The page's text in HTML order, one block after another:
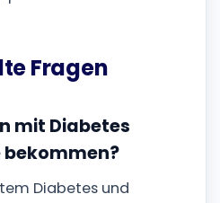
Fragen
mit Diabetes
Diabetes und